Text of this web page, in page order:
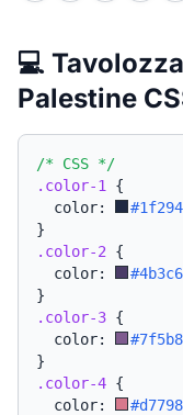
💻
Palestine
/* CSS */
.color-1
{
  color:
}
.color-2 {
  color:
}
.color-3 {
  color:
}
.color-4 {
  color: